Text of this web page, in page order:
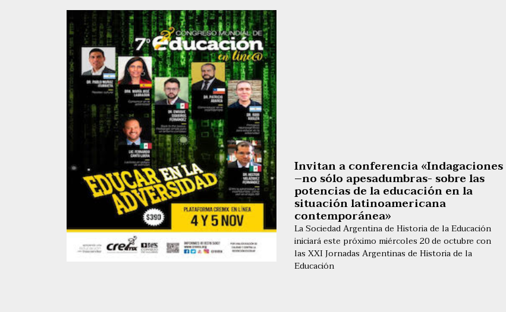
Invitan a conferencia «Indagaciones
–no sólo apesadumbras- sobre las
potencias de la educación en la
situación latinoamericana
contemporánea»
La Sociedad Argentina de Historia de la Educación
iniciará este próximo miércoles 20 de octubre con
las XXI Jornadas Argentinas de Historia de la
Educación